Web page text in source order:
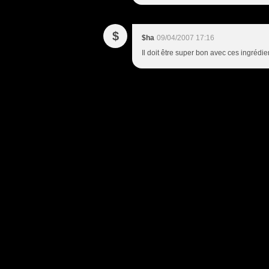
$ $ha 09/04/2007 17:16
Il doit être super bon avec ces